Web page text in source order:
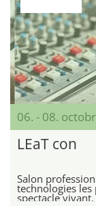
06. - 08.
LEaT con
Salon
technologies
spectacle